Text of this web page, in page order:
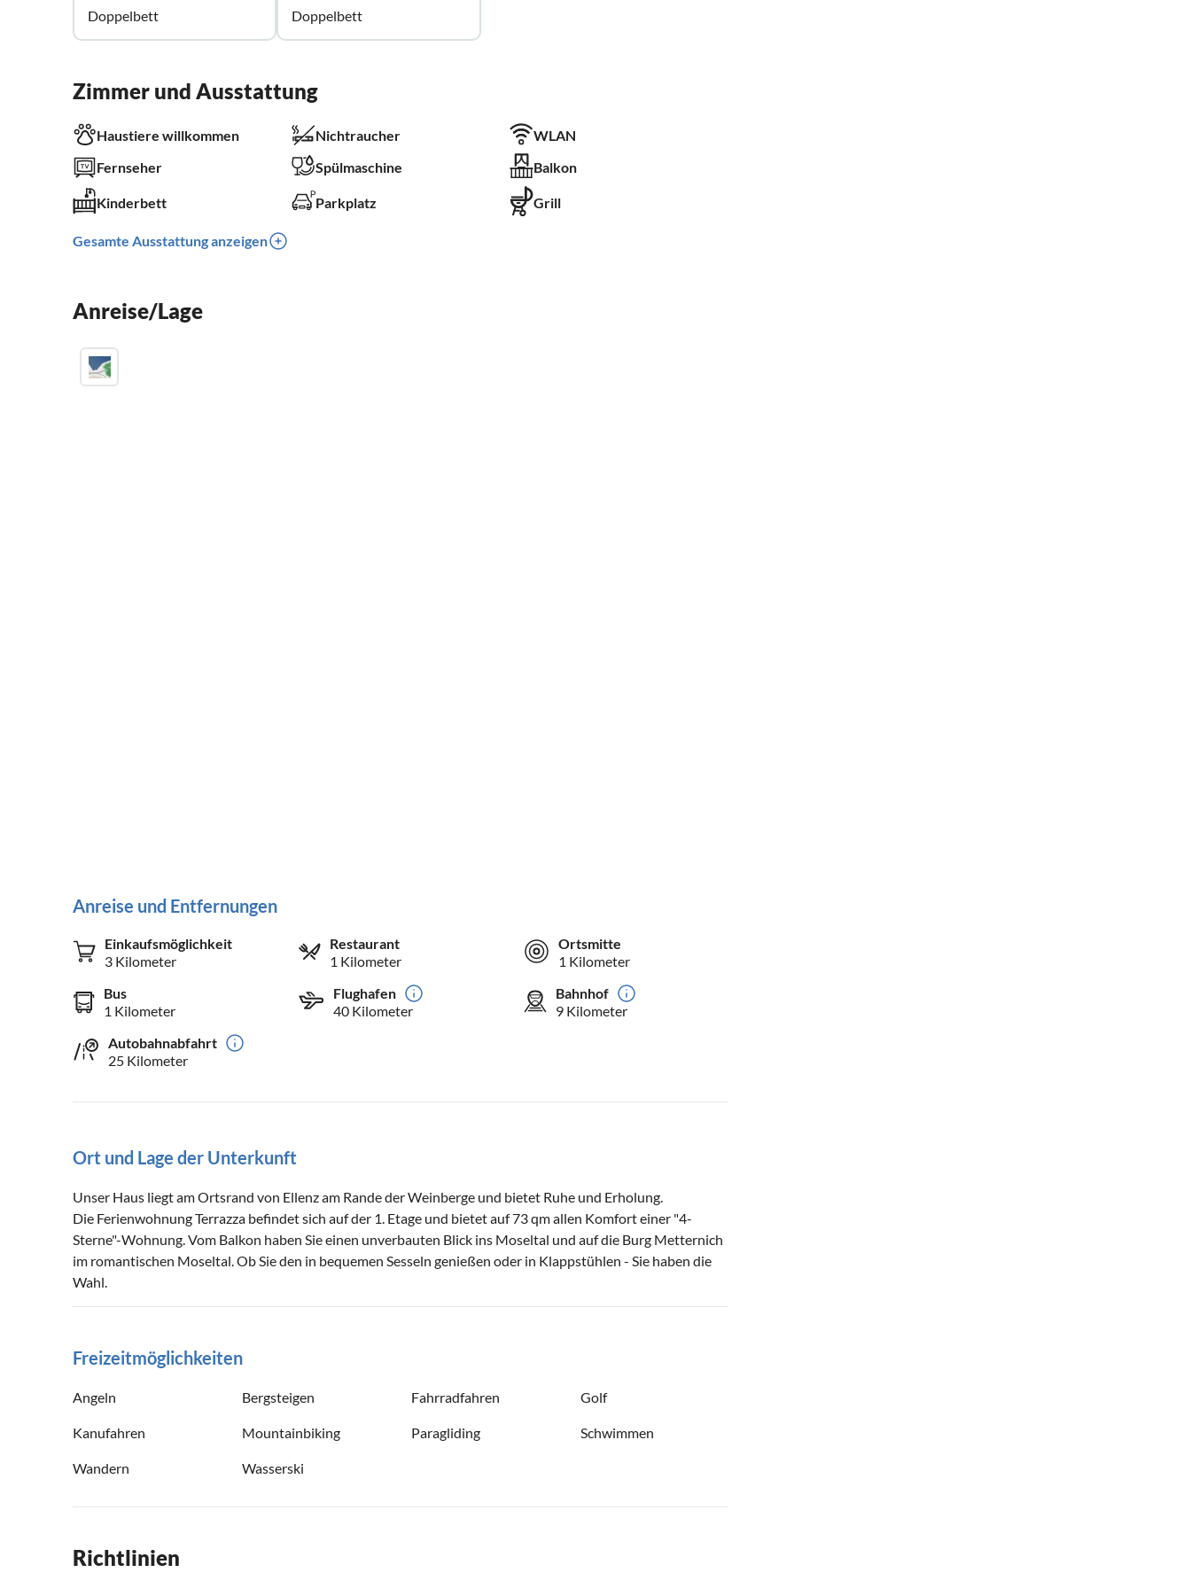
Doppelbett Doppelbett
Zimmer und Ausstattung
Haustiere willkommen Nichtraucher
WLAN
Fernseher
Spülmaschine Balkon
Kinderbett Parkplatz Grill
Gesamte Ausstattung anzeigen
Anreise/Lage
Anreise und Entfernungen
Einkaufsmöglichkeit
3 Kilometer
Restaurant
1 Kilometer
Ortsmitte
1 Kilometer
Bus
1 Kilometer
Flughafen
40 Kilometer
Bahnhof
9 Kilometer
Autobahnabfahrt
25 Kilometer
Ort und Lage der Unterkunft
Unser Haus liegt am Ortsrand von Ellenz am Rande der Weinberge und bietet Ruhe und Erholung.
Die Ferienwohnung Terrazza befindet sich auf der 1. Etage und bietet auf 73 qm allen Komfort einer "4-
Sterne"-Wohnung. Vom Balkon haben Sie einen unverbauten Blick ins Moseltal und auf die Burg Metternich
im romantischen Moseltal. Ob Sie den in bequemen Sesseln genießen oder in Klappstühlen - Sie haben die
Wahl.
Freizeitmöglichkeiten
Angeln Bergsteigen Fahrradfahren Golf
Kanufahren Mountainbiking Paragliding Schwimmen
Wandern Wasserski
Richtlinien